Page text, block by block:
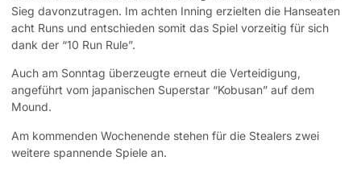
Sieg davonzutragen. Im achten Inning erzielten die Hanseaten
acht Runs und entschieden somit das Spiel vorzeitig für sich
dank der “10 Run Rule”.
Auch am Sonntag überzeugte erneut die Verteidigung,
angeführt vom japanischen Superstar “Kobusan” auf dem
Mound.
Am kommenden Wochenende stehen für die Stealers zwei
weitere spannende Spiele an.